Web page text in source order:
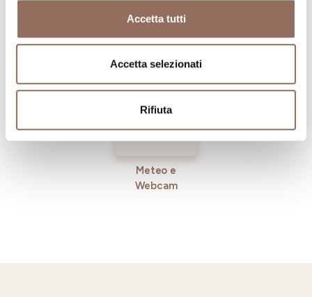
Accetta tutti
Accetta selezionati
Rifiuta
Incoming
Meteo e
Webcam